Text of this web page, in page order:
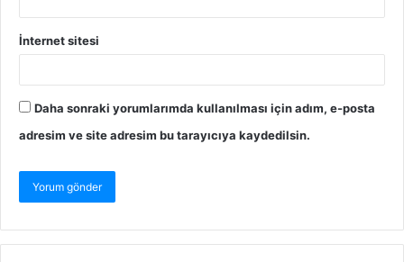
İnternet sitesi
Daha sonraki yorumlarımda kullanılması için adım, e-posta
adresim ve site adresim bu tarayıcıya kaydedilsin.